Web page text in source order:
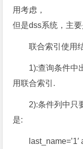
用考虑，
但是dss系统，主
联合索引使用
1):查询条件中
用联合索引.
2):条件列中只
是: